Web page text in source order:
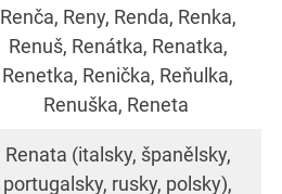
Renča, Reny, Renda, Renka,
Renuš, Renátka, Renatka,
Renetka, Renička, Reňulka,
Renuška, Reneta
Renata (italsky, španělsky,
portugalsky, rusky, polsky),